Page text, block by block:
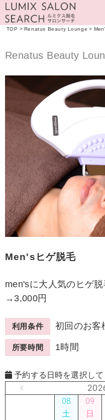
TOP > Renatus Beauty Lounge >
Renatus Beauty
Men'sヒゲ脱毛
men'sに大人気のヒゲ
→3,000円
利用条件 初回のお客
所要時間 1時間
予約する日時を選択し
08
土
09
日